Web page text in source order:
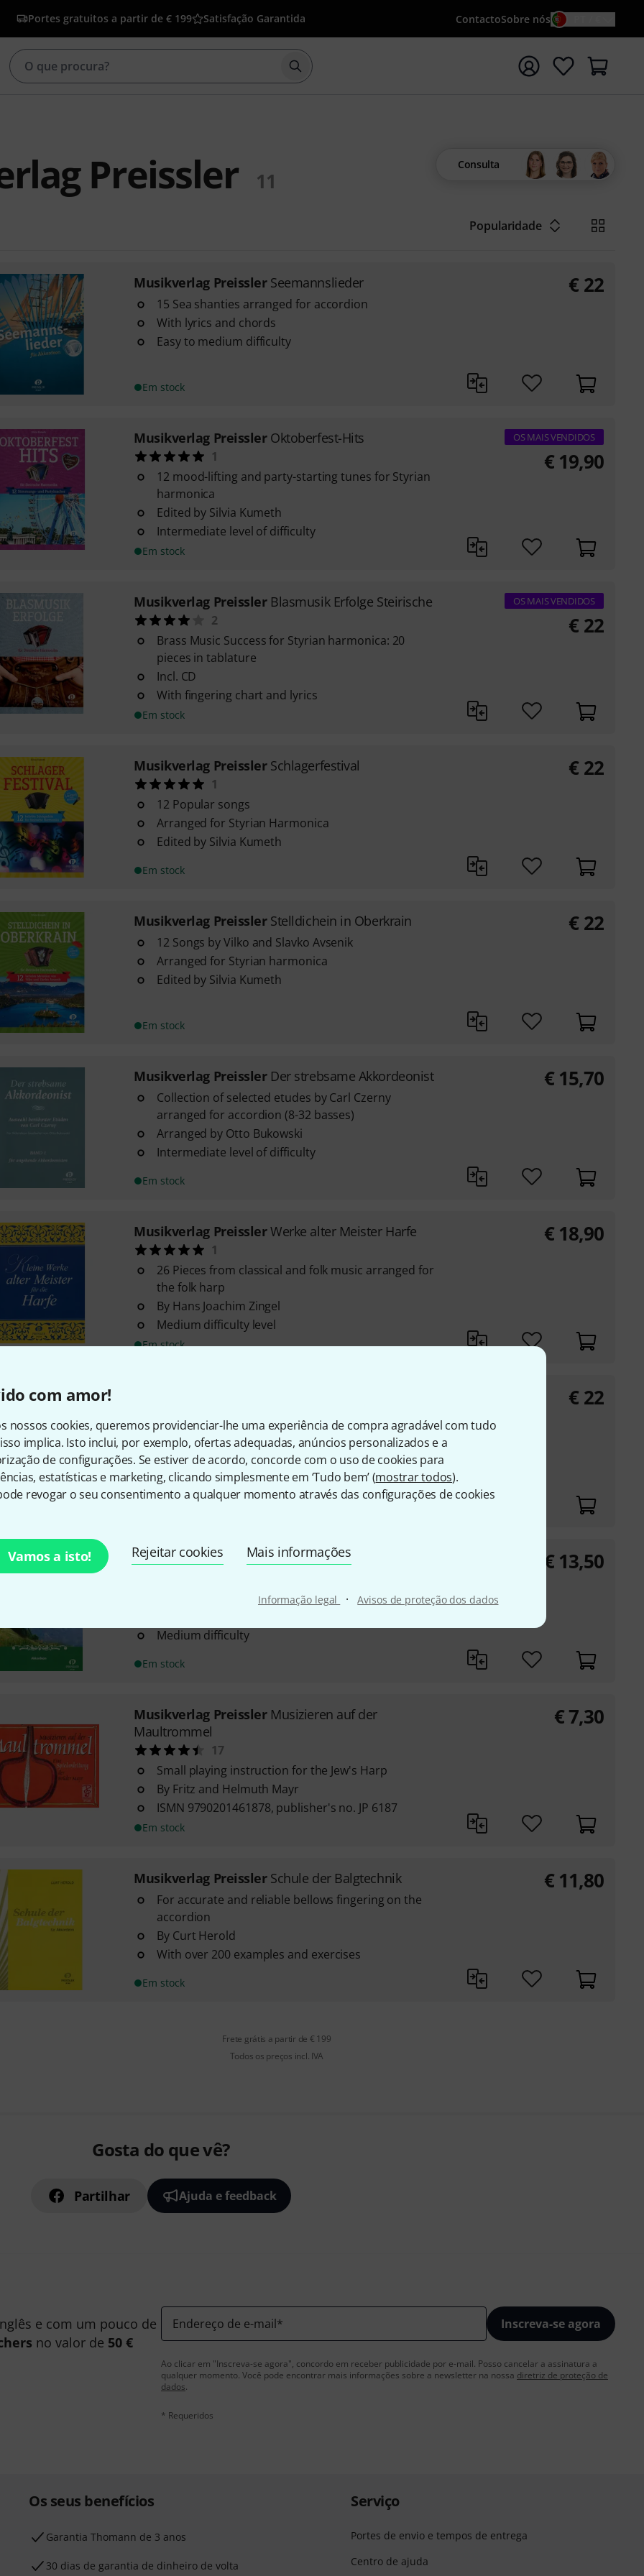
com amor!
nossos cookies, queremos providenciar-lhe uma experiência de compra agradável com tudo
implica. Isto inclui, por exemplo, ofertas adequadas, anúncios personalizados e a
de configurações. Se estiver de acordo, concorde com o uso de cookies para
estatísticas e marketing, clicando simplesmente em ‘Tudo bem’ (mostrar todos).
revogar o seu consentimento a qualquer momento através das configurações de cookies
Vamos a isto! Rejeitar cookies Mais informações
Informação legal · Avisos de proteção dos dados
Portes gratuitos a partir de € 199 Satisfação Garantida ContactoSobre nós
Iniciar pesquisa com o termo de pesquisa {searchTerm}
Preissler 11
Consulta
Popularidade
Musikverlag Preissler Seemannslieder
15 Sea shanties arranged for accordion
With lyrics and chords
Easy to medium difficulty
Em stock
€ 22
Musikverlag Preissler Oktoberfest-Hits
1
12 mood-lifting and party-starting tunes for Styrian
harmonica
Edited by Silvia Kumeth
Intermediate level of difficulty
Em stock
OS MAIS VENDIDOS
€ 19,90
Musikverlag Preissler Blasmusik Erfolge Steirische
2
Brass Music Success for Styrian harmonica: 20
pieces in tablature
Incl. CD
With fingering chart and lyrics
Em stock
OS MAIS VENDIDOS
€ 22
Musikverlag Preissler Schlagerfestival
1
12 Popular songs
Arranged for Styrian Harmonica
Edited by Silvia Kumeth
Em stock
€ 22
Musikverlag Preissler Stelldichein in Oberkrain
12 Songs by Vilko and Slavko Avsenik
Arranged for Styrian harmonica
Edited by Silvia Kumeth
Em stock
€ 22
Musikverlag Preissler Der strebsame Akkordeonist
Collection of selected etudes by Carl Czerny
arranged for accordion (8-32 basses)
Arranged by Otto Bukowski
Intermediate level of difficulty
Em stock
€ 15,70
Musikverlag PreisslerWerke alter Meister Harfe
1
26 Pieces from classical and folk music arranged for
the folk harp
By Hans Joachim Zingel
Medium difficulty level
Em stock
€ 18,90
50 Schlager, Evergreens, Hütten- und
Stimmungslieder for Styrian Harmonica
Easy difficulty
In fingering
€ 22
Musikverlag Preissler Alpenländische Volksmusik
Medium difficulty
Em stock
€ 13,50
Musikverlag Preissler Musizieren auf der
Maultrommel
17
Small playing instruction for the Jew's Harp
By Fritz and Helmuth Mayr
ISMN 9790201461878, publisher's no. JP 6187
Em stock
€7,30
Musikverlag Preissler Schule der Balgtechnik
For accurate and reliable bellows fingering on the
accordion
By Curt Herold
With over 200 examples and exercises
Em stock
€ 11,80
Frete grátis a partir de € 199
Todos os preços incl. IVA
Gosta do que vê?
Partilhar Ajuda e feedback
e com um pouco de
no valor de 50 €
Endereço de e-mail* Inscreva-se agora
Ao clicar em "Inscreva-se agora", concordo em receber publicidade por e-mail. Posso cancelar a assinatura a
qualquer momento. Você pode encontrar mais informações sobre a newsletter na nossa diretriz de proteção de
dados.
* Requeridos
Os seus benefícios
Garantia Thomann de 3 anos
30 dias de garantia de dinheiro de volta
Serviço
Portes de envio e tempos de entrega
Centro de ajuda